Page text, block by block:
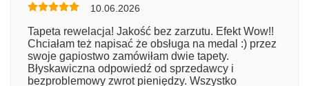
Numer zamówienia
Imię
10.06.2026
Tapeta rewelacja! Jakość bez zarzutu. Efekt Wow!!
Chciałam też napisać że obsługa na medal :) przez
swoje gapiostwo zamówiłam dwie tapety.
Błyskawiczna odpowiedź od sprzedawcy i
bezproblemowy zwrot pieniędzy. Wszystko